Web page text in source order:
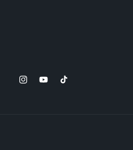
InstagramYouTubeTikTok